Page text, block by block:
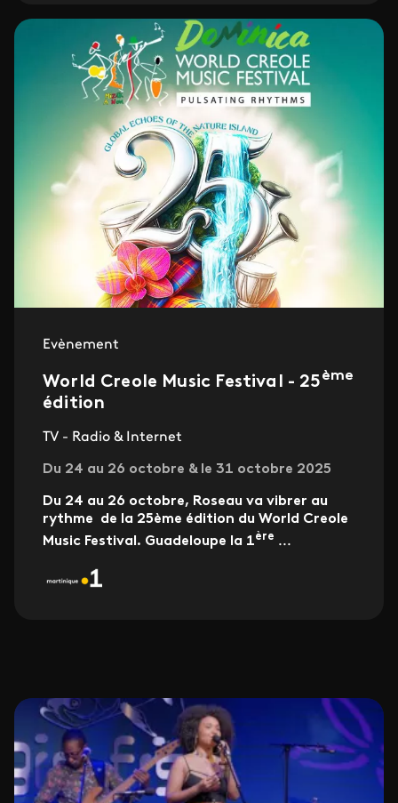
Evènement
World Creole Music Festival - 25ème
édition
TV - Radio & Internet
Du 24 au 26 octobre & le 31 octobre 2025
Du 24 au 26 octobre, Roseau va vibrer au
rythme de la 25ème édition du World Creole
Music Festival. Guadeloupe la 1ère ...